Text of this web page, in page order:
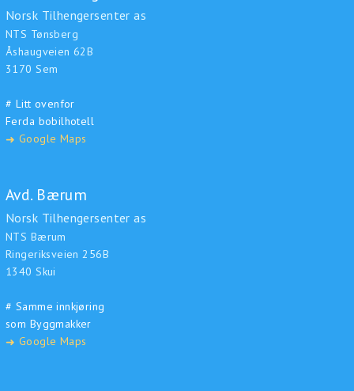
Norsk Tilhengersenter as
NTS Tønsberg
Åshaugveien 62B
3170 Sem
# Litt ovenfor
Ferda bobilhotell
➜ Google Maps
Avd. Bærum
Norsk Tilhengersenter as
NTS Bærum
Ringeriksveien 256B
1340 Skui
# Samme innkjøring
som Byggmakker
➜ Google Maps